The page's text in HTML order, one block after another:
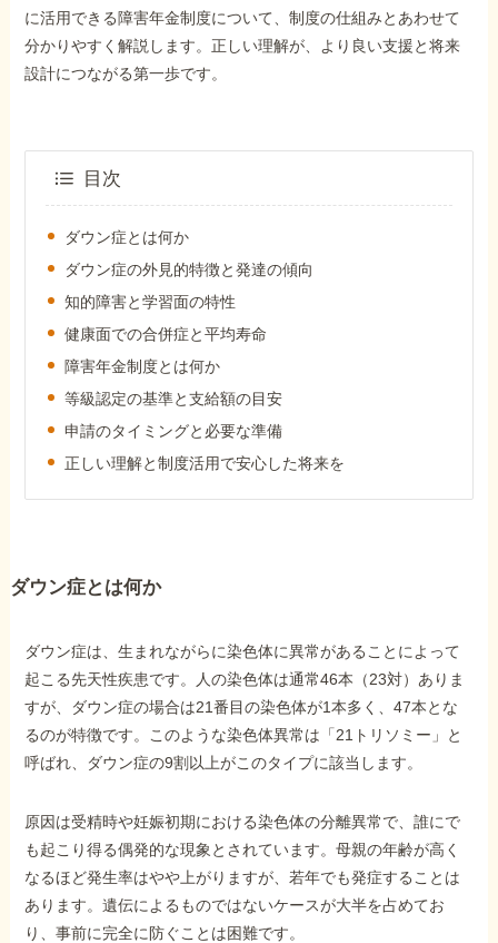
障害年金の金額
Q&A・相談事例
障害年金コラム
お知らせ
で受給相談をする
他社と何が違うの？
当事務所に
依頼するメリット
に活用できる障害年金制度について、制度の仕組みとあわせて
分かりやすく解説します。正しい理解が、より良い支援と将来
設計につながる第一歩です。
目次
ダウン症とは何か
ダウン症の外見的特徴と発達の傾向
知的障害と学習面の特性
健康面での合併症と平均寿命
障害年金制度とは何か
等級認定の基準と支給額の目安
申請のタイミングと必要な準備
正しい理解と制度活用で安心した将来を
ダウン症とは何か
ダウン症は、生まれながらに染色体に異常があることによって
起こる先天性疾患です。人の染色体は通常46本（23対）ありま
すが、ダウン症の場合は21番目の染色体が1本多く、47本とな
るのが特徴です。このような染色体異常は「21トリソミー」と
呼ばれ、ダウン症の9割以上がこのタイプに該当します。
原因は受精時や妊娠初期における染色体の分離異常で、誰にで
も起こり得る偶発的な現象とされています。母親の年齢が高く
なるほど発生率はやや上がりますが、若年でも発症することは
あります。遺伝によるものではないケースが大半を占めてお
り、事前に完全に防ぐことは困難です。